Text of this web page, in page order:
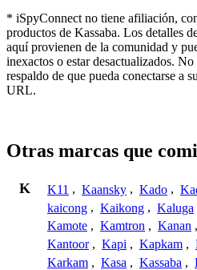
* iSpyConnect no tiene afiliación,
productos de Kassaba. Los detalles
aquí provienen de la comunidad y
inexactos o estar desactualizados.
respaldo de que pueda conectarse a
URL.
Otras marcas que
K K11 , Kaansky , Kado ,
kaicong , Kaikong , Kaluga
Kamote , Kamtron , Kanan ,
Kantoor , Kapi , Kapkam ,
Karkam , Kasa , Kassaba ,